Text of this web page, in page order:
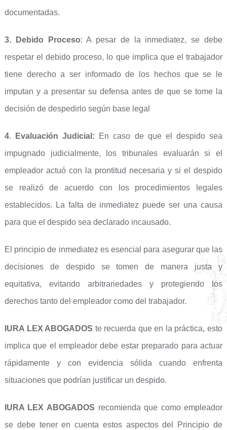
documentadas.
3. Debido Proceso: A pesar de la inmediatez, se debe
respetar el debido proceso, lo que implica que el trabajador
tiene derecho a ser informado de los hechos que se le
imputan y a presentar su defensa antes de que se tome la
decisión de despedirlo según base legal
4. Evaluación Judicial: En caso de que el despido sea
impugnado judicialmente, los tribunales evaluarán si el
empleador actuó con la prontitud necesaria y si el despido
se realizó de acuerdo con los procedimientos legales
establecidos. La falta de inmediatez puede ser una causa
para que el despido sea declarado incausado.
El principio de inmediatez es esencial para asegurar que las
decisiones de despido se tomen de manera justa y
equitativa, evitando arbitrariedades y protegiendo los
derechos tanto del empleador como del trabajador.
IURA LEX ABOGADOS te recuerda que en la práctica, esto
implica que el empleador debe estar preparado para actuar
rápidamente y con evidencia sólida cuando enfrenta
situaciones que podrían justificar un despido.
IURA LEX ABOGADOS recomienda que como empleador
se debe tener en cuenta estos aspectos del Principio de